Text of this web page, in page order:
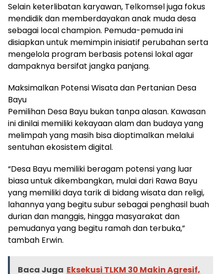
Selain keterlibatan karyawan, Telkomsel juga fokus
mendidik dan memberdayakan anak muda desa
sebagai local champion. Pemuda-pemuda ini
disiapkan untuk memimpin inisiatif perubahan serta
mengelola program berbasis potensi lokal agar
dampaknya bersifat jangka panjang.
Maksimalkan Potensi Wisata dan Pertanian Desa
Bayu
Pemilihan Desa Bayu bukan tanpa alasan. Kawasan
ini dinilai memiliki kekayaan alam dan budaya yang
melimpah yang masih bisa dioptimalkan melalui
sentuhan ekosistem digital.
“Desa Bayu memiliki beragam potensi yang luar
biasa untuk dikembangkan, mulai dari Rawa Bayu
yang memiliki daya tarik di bidang wisata dan religi,
lahannya yang begitu subur sebagai penghasil buah
durian dan manggis, hingga masyarakat dan
pemudanya yang begitu ramah dan terbuka,”
tambah Erwin.
Baca Juga Eksekusi TLKM 30 Makin Agresif,